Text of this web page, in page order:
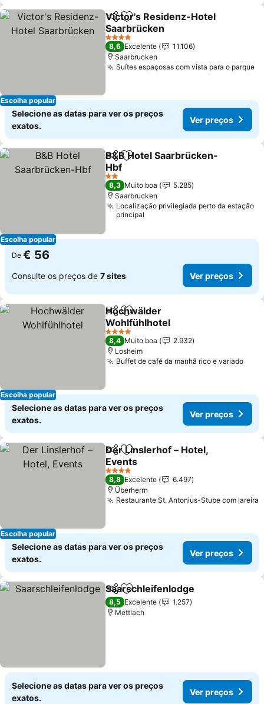
Escolha popular
PartilharAdicionar aos favoritos
Victor's Residenz-Hotel
Saarbrücken
4 Estrelas
8,6 Excelente
11.106
Saarbrucken
Suítes espaçosas com vista para o parque
Selecione as datas para ver os preços
exatos.
Ver preços
Escolha popular
PartilharAdicionar aos favoritos
B&B Hotel Saarbrücken-
Hbf
2 Estrelas
8,3 Muito boa
5.285
Saarbrucken
Localização privilegiada perto da estação
principal
De € 56
Consulte os preços de 7 sites Ver preços
Escolha popular
PartilharAdicionar aos favoritos
Hochwälder
Wohlfühlhotel
4 Estrelas
8,4 Muito boa
2.932
Losheim
Buffet de café da manhã rico e variado
Selecione as datas para ver os preços
exatos.
Ver preços
Escolha popular
PartilharAdicionar aos favoritos
Der Linslerhof – Hotel,
Events
4 Estrelas
8,8 Excelente
6.497
Überherrn
Restaurante St. Antonius-Stube com lareira
Selecione as datas para ver os preços
exatos.
Ver preços
PartilharAdicionar aos favoritos
Saarschleifenlodge
8,5 Excelente
1.257
Mettlach
Selecione as datas para ver os preços
exatos.
Ver preços